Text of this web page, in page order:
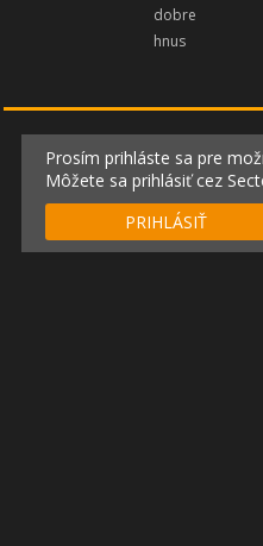
dobre
hnus
Prosím prihláste sa pre
Môžete sa prihlásiť cez
PRIHLÁSIŤ